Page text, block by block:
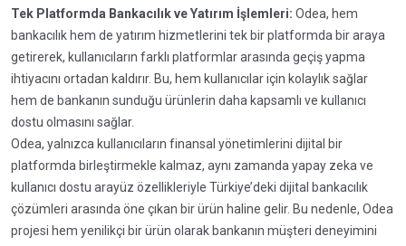
Tek Platformda Bankacılık ve Yatırım İşlemleri: Odea, hem
bankacılık hem de yatırım hizmetlerini tek bir platformda bir araya
getirerek, kullanıcıların farklı platformlar arasında geçiş yapma
ihtiyacını ortadan kaldırır. Bu, hem kullanıcılar için kolaylık sağlar
hem de bankanın sunduğu ürünlerin daha kapsamlı ve kullanıcı
dostu olmasını sağlar.
Odea, yalnızca kullanıcıların finansal yönetimlerini dijital bir
platformda birleştirmekle kalmaz, aynı zamanda yapay zeka ve
kullanıcı dostu arayüz özellikleriyle Türkiye’deki dijital bankacılık
çözümleri arasında öne çıkan bir ürün haline gelir. Bu nedenle, Odea
projesi hem yenilikçi bir ürün olarak bankanın müşteri deneyimini